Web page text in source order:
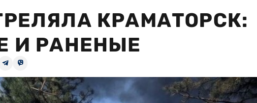
КРАМАТОРСК:
И РАНЕНЫЕ